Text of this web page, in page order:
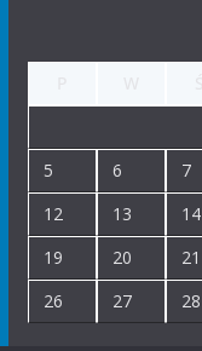
5
6 7
12
13 14
19
20 21
26
27 28